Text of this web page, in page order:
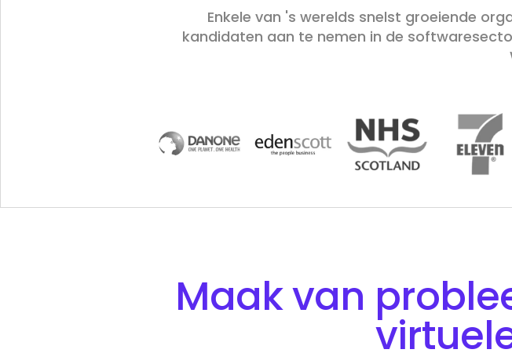
Enkele van 's werelds snelst groeiende
kandidaten aan te nemen in de
Maak van